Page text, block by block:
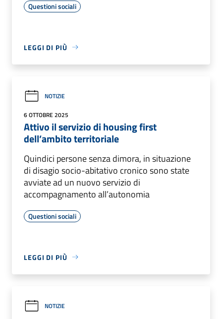
Questioni sociali
LEGGI DI PIÙ
NOTIZIE
6 OTTOBRE 2025
Attivo il servizio di housing first
dell’ambito territoriale
Quindici persone senza dimora, in situazione
di disagio socio-abitativo cronico sono state
avviate ad un nuovo servizio di
accompagnamento all’autonomia
Questioni sociali
LEGGI DI PIÙ
NOTIZIE